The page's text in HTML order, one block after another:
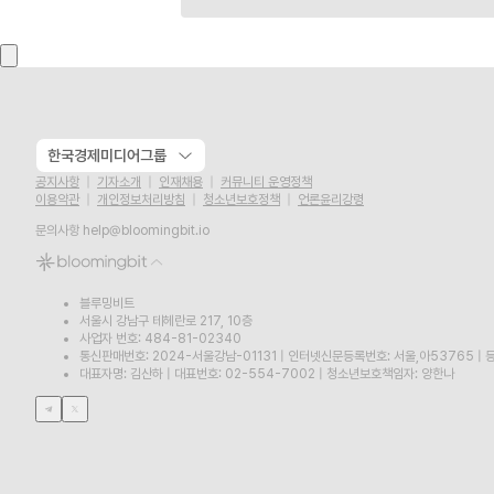
한국경제미디어그룹
공지사항 기자소개 인재채용
커뮤니티 운영정책
이용약관
개인정보처리방침 청소년보호정책
언론윤리강령
문의사항 help@bloomingbit.io
블루밍비트
서울시 강남구 테헤란로 217, 10층
사업자 번호: 484-81-02340
통신판매번호: 2024-서울강남-01131
인터넷신문등록번호: 서울,아53765
대표자명: 김산하
대표번호: 02-554-7002 청소년보호책임자: 양한나